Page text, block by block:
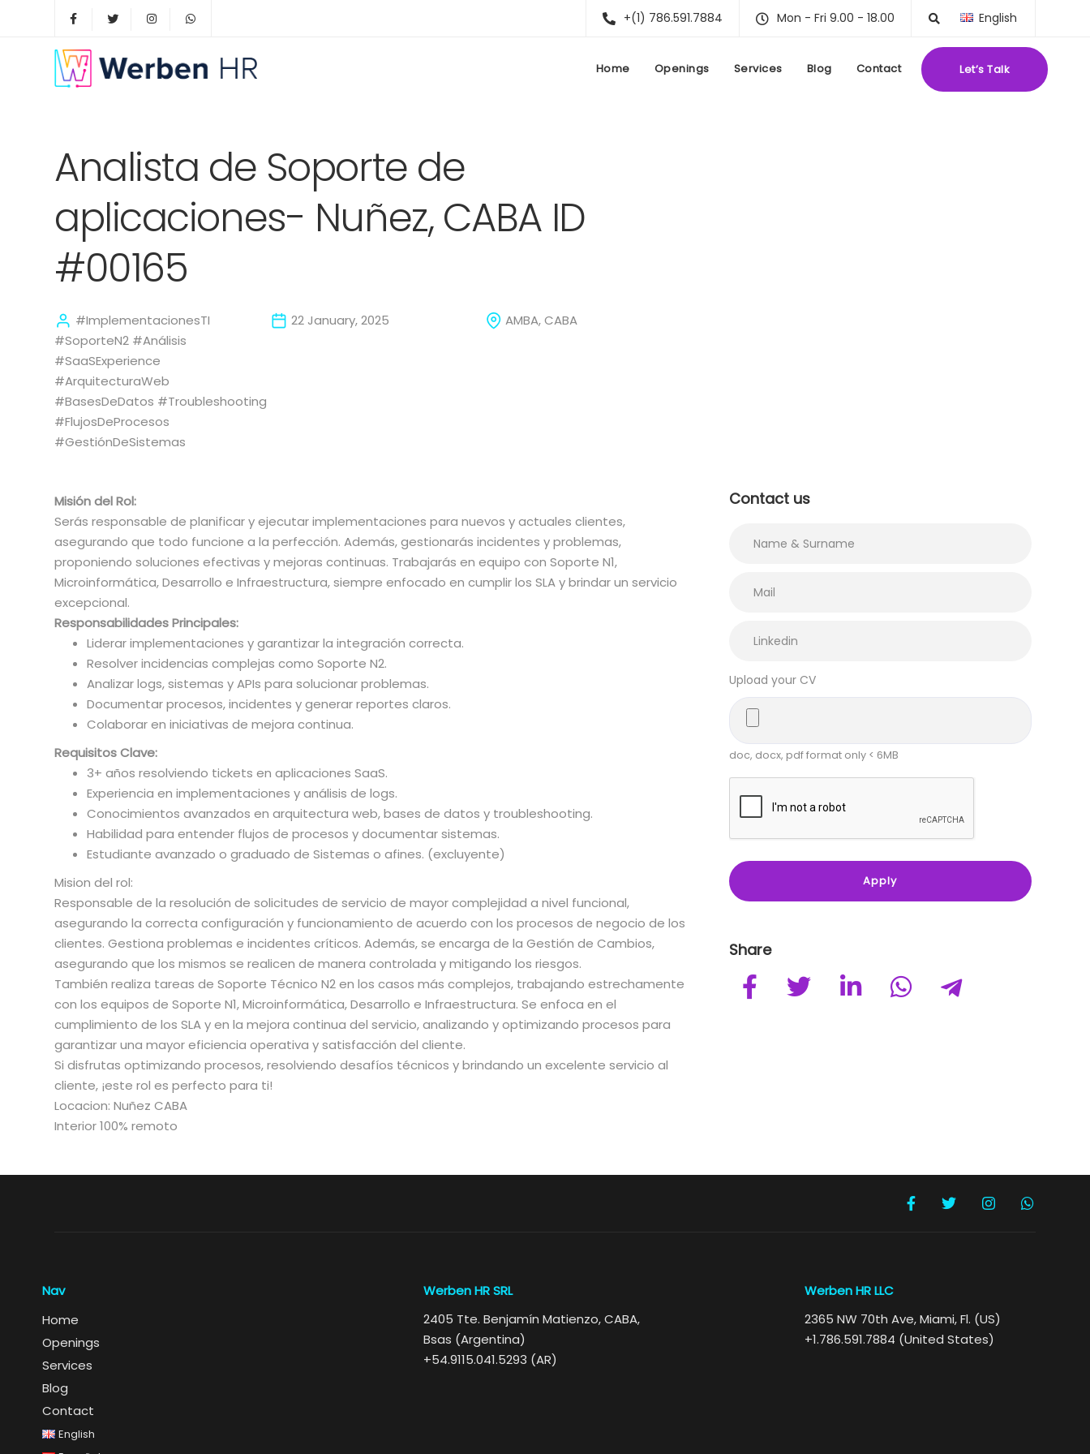
+(1) 786.591.7884 Mon - Fri 9.00 - 18.00 English
Home Openings Services Blog Contact Let’s Talk
Analista de Soporte de
aplicaciones- Nuñez, CABA ID
#00165
#ImplementacionesTI
#SoporteN2 #Análisis
#SaaSExperience
#ArquitecturaWeb
#BasesDeDatos #Troubleshooting
#FlujosDeProcesos
#GestiónDeSistemas
22 January, 2025 AMBA, CABA
Misión del Rol:
Serás responsable de planificar y ejecutar implementaciones para nuevos y actuales clientes,
asegurando que todo funcione a la perfección. Además, gestionarás incidentes y problemas,
proponiendo soluciones efectivas y mejoras continuas. Trabajarás en equipo con Soporte N1,
Microinformática, Desarrollo e Infraestructura, siempre enfocado en cumplir los SLA y brindar un servicio
excepcional.
Responsabilidades Principales:
Liderar implementaciones y garantizar la integración correcta.
Resolver incidencias complejas como Soporte N2.
Analizar logs, sistemas y APIs para solucionar problemas.
Documentar procesos, incidentes y generar reportes claros.
Colaborar en iniciativas de mejora continua.
Requisitos Clave:
3+ años resolviendo tickets en aplicaciones SaaS.
Experiencia en implementaciones y análisis de logs.
Conocimientos avanzados en arquitectura web, bases de datos y troubleshooting.
Habilidad para entender flujos de procesos y documentar sistemas.
Estudiante avanzado o graduado de Sistemas o afines. (excluyente)
Mision del rol:
Responsable de la resolución de solicitudes de servicio de mayor complejidad a nivel funcional,
asegurando la correcta configuración y funcionamiento de acuerdo con los procesos de negocio de los
clientes. Gestiona problemas e incidentes críticos. Además, se encarga de la Gestión de Cambios,
asegurando que los mismos se realicen de manera controlada y mitigando los riesgos.
También realiza tareas de Soporte Técnico N2 en los casos más complejos, trabajando estrechamente
con los equipos de Soporte N1, Microinformática, Desarrollo e Infraestructura. Se enfoca en el
cumplimiento de los SLA y en la mejora continua del servicio, analizando y optimizando procesos para
garantizar una mayor eficiencia operativa y satisfacción del cliente.
Si disfrutas optimizando procesos, resolviendo desafíos técnicos y brindando un excelente servicio al
cliente, ¡este rol es perfecto para ti!
Locacion: Nuñez CABA
Interior 100% remoto
Contact us
Upload your CV
doc, docx, pdf format only < 6MB
Share
Nav
Home
Openings
Services
Blog
Contact
English
Werben HR SRL
2405 Tte. Benjamín Matienzo, CABA,
Bsas (Argentina)
+54.9115.041.5293 (AR)
Werben HR LLC
2365 NW 70th Ave, Miami, Fl. (US)
+1.786.591.7884 (United States)